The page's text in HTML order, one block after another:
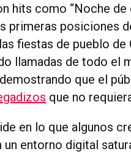
hits como “Noche de
primeras posiciones
fiestas de pueblo de
llamadas de todo el
que el
que no
en lo que algunos
un entorno digital